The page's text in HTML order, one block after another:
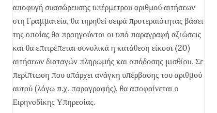
αποφυγή συσσώρευσης υπέρμετρου αριθμού αιτήσεων
στη Γραμματεία, θα τηρηθεί σειρά προτεραιότητας βάσει
της οποίας θα προηγούνται οι υπό παραγραφή αξιώσεις
και θα επιτρέπεται συνολικά η κατάθεση είκοσι (20)
αιτήσεων διαταγών πληρωμής και απόδοσης μισθίου. Σε
περίπτωση που υπάρχει ανάγκη υπέρβασης του αριθμού
αυτού (λόγω π.χ. παραγραφής), θα αποφαίνεται ο
Ειρηνοδίκης Υπηρεσίας.